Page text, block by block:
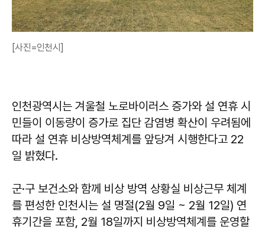
[사진=인천시]
인천광역시는 겨울철 노로바이러스 증가와 설 연휴 시
민들이 이동량이 증가로 집단 감염병 확산이 우려됨에
따라 설 연휴 비상방역체계를 앞당겨 시행한다고 22
일 밝혔다.
군·구 보건소와 함께 비상 방역 상황실 비상근무 체계
를 편성한 인천시는 설 명절(2월 9일 ~ 2월 12일) 연
휴기간을 포함, 2월 18일까지 비상방역체계를 운영할